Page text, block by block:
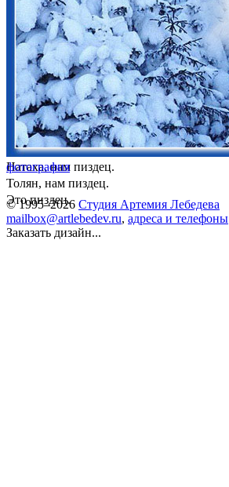
Натаха, нам пиздец.
Толян, нам пиздец.
Это пиздец.
фотография
© 1995–2026 Студия Артемия Лебедева
mailbox@artlebedev.ru, адреса и телефоны
Заказать дизайн...